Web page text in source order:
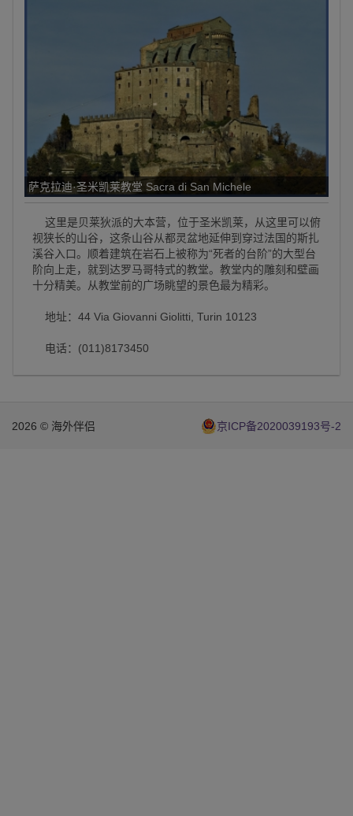
萨克拉迪·圣米凯莱教堂 Sacra di San Michele
这里是贝莱狄派的大本营，位于圣米凯莱，从这里可以俯
视狭长的山谷，这条山谷从都灵盆地延伸到穿过法国的斯扎
溪谷入口。顺着建筑在岩石上被称为“死者的台阶”的大型台
阶向上走，就到达罗马哥特式的教堂。教堂内的雕刻和壁画
十分精美。从教堂前的广场眺望的景色最为精彩。
地址：44 Via Giovanni Giolitti, Turin 10123
电话：(011)8173450
2026 © 海外伴侣 京ICP备2020039193号-2